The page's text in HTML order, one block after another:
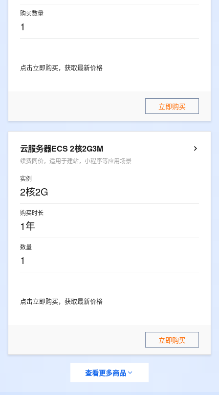
购买数量
1
点击立即购买，获取最新价格
立即购买
云服务器ECS 2核2G3M
续费同价，适用于建站，小程序等应用场景
实例
2核2G
购买时长
1年
数量
1
点击立即购买，获取最新价格
立即购买
查看更多商品